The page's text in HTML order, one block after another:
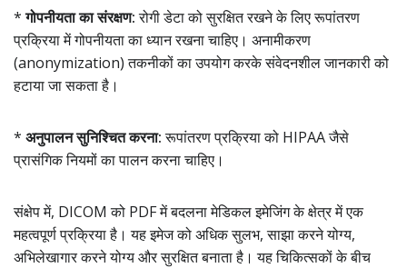
*गोपनीयता का संरक्षण:रोगी डेटा को सुरक्षित रखने के लिए रूपांतरण
प्रक्रिया में गोपनीयता का ध्यान रखना चाहिए। अनामीकरण
(anonymization) तकनीकों का उपयोग करके संवेदनशील जानकारी को
हटाया जा सकता है।
* अनुपालन सुनिश्चित करना:रूपांतरण प्रक्रिया को HIPAA जैसे
प्रासंगिक नियमों का पालन करना चाहिए।
संक्षेप में, DICOM को PDF में बदलना मेडिकल इमेजिंग के क्षेत्र में एक
महत्वपूर्ण प्रक्रिया है। यह इमेज को अधिक सुलभ, साझा करने योग्य,
अभिलेखागार करने योग्य और सुरक्षित बनाता है। यह चिकित्सकों के बीच